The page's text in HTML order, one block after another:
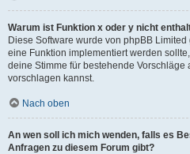
Warum ist Funktion x oder y nicht
Diese Software wurde von phpBB
eine Funktion implementiert werden
deine Stimme für bestehende
vorschlagen kannst.
Nach oben
An wen soll ich mich wenden, falls es
Anfragen zu diesem Forum gibt?